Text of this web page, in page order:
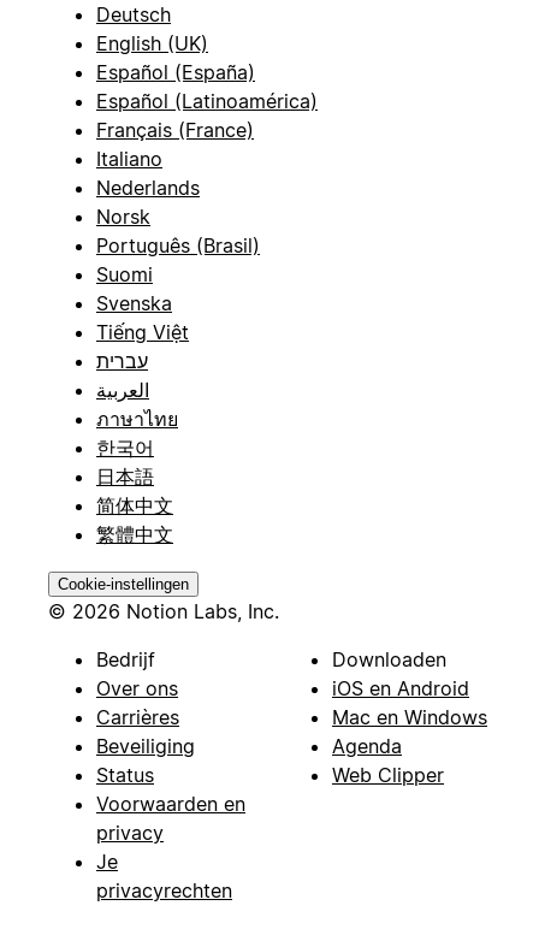
Deutsch
English (UK)
Español (España)
Español (Latinoamérica)
Français (France)
Italiano
Nederlands
Norsk
Português (Brasil)
Suomi
Svenska
Tiếng Việt
עברית
العربية
ภาษาไทย
한국어
日本語
简体中文
繁體中文
Cookie-instellingen
© 2026 Notion Labs, Inc.
Bedrijf
Over ons
Carrières
Beveiliging
Status
Voorwaarden en
privacy
Je
privacyrechten
Downloaden
iOS en Android
Mac en Windows
Agenda
Web Clipper